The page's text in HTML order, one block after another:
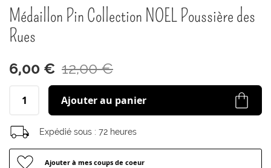
de
la
Galerie
Médaillon Pin Collection NOEL Poussière des
Rues
6,00 € 12,00 €
Ajouter au panier
Expédié sous : 72 heures
Ajouter à mes coups de coeur